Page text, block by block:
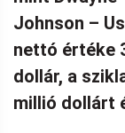
Johnson –
nettó értéke
dollár, a
millió dollárt